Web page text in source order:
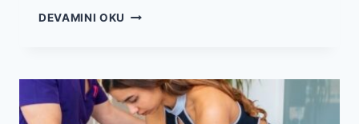
DEVAMINI OKU BÜYÜK
PLANLAMASI
NASIL
YAPILIR?